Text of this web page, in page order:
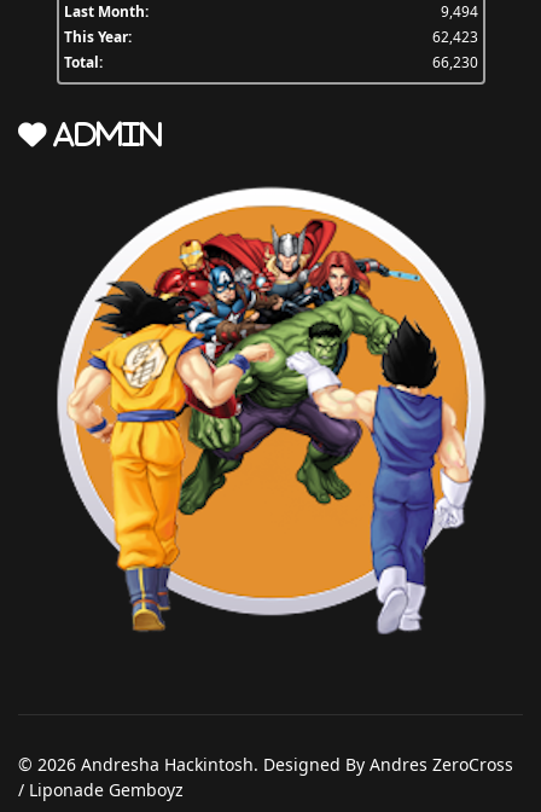
Last Month:
9,494
This Year:
62,423
Total:
66,230
Admin
© 2026 Andresha Hackintosh. Designed By Andres ZeroCross
/ Liponade Gemboyz